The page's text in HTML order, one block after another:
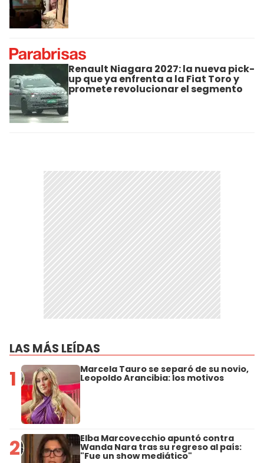
Renault Niagara 2027: la nueva pick-
up que ya enfrenta a la Fiat Toro y
promete revolucionar el segmento
LAS MÁS LEÍDAS
1 Marcela Tauro se separó de su novio,
Leopoldo Arancibia: los motivos
2 Elba Marcovecchio apuntó contra
Wanda Nara tras su regreso al país:
"Fue un show mediático"